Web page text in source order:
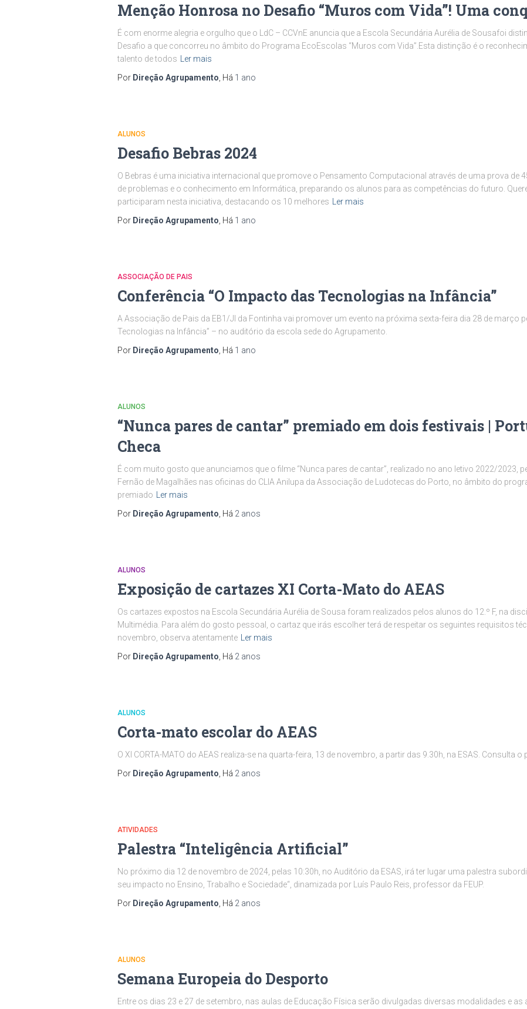
Menção Honrosa no Desafio “Muros com Vida”! Uma
É com enorme alegria e orgulho que o LdC – CCVnE anuncia que a Escola Secundária Aurélia de Sousafoi
Desafio a que concorreu no âmbito do Programa EcoEscolas “Muros com Vida”.Esta distinção é o
talento de todos
Ler mais
Por Direção Agrupamento , Há 1 ano
ALUNOS
Desafio Bebras 2024
O Bebras é uma iniciativa internacional que promove o Pensamento Computacional através de uma prova de
de problemas e o conhecimento em Informática, preparando os alunos para as competências do futuro.
participaram nesta iniciativa, destacando os 10 melhores
Ler mais
Por Direção Agrupamento , Há 1 ano
ASSOCIAÇÃO DE PAIS
Conferência “O Impacto das Tecnologias na Infância”
A Associação de Pais da EB1/JI da Fontinha vai promover um evento na próxima sexta-feira dia 28 de março
Tecnologias na Infância” – no auditório da escola sede do Agrupamento.
Por Direção Agrupamento , Há 1 ano
ALUNOS
“Nunca pares de cantar” premiado em dois festivais |
Checa
É com muito gosto que anunciamos que o filme “Nunca pares de cantar”, realizado no ano letivo 2022/2023,
Fernão de Magalhães nas oficinas do CLIA Anilupa da Associação de Ludotecas do Porto, no âmbito do
premiado
Ler mais
Por Direção Agrupamento , Há 2 anos
ALUNOS
Exposição de cartazes XI Corta-Mato do AEAS
Os cartazes expostos na Escola Secundária Aurélia de Sousa foram realizados pelos alunos do 12.º F, na
Multimédia. Para além do gosto pessoal, o cartaz que irás escolher terá de respeitar os seguintes requisitos
novembro, observa atentamente
Ler mais
Por Direção Agrupamento , Há 2 anos
ALUNOS
Corta-mato escolar do AEAS
O XI CORTA-MATO do AEAS realiza-se na quarta-feira, 13 de novembro, a partir das 9.30h, na ESAS. Consulta
Por Direção Agrupamento , Há 2 anos
ATIVIDADES
Palestra “Inteligência Artificial”
No próximo dia 12 de novembro de 2024, pelas 10:30h, no Auditório da ESAS, irá ter lugar uma palestra
seu impacto no Ensino, Trabalho e Sociedade“, dinamizada por Luís Paulo Reis, professor da FEUP.
Por Direção Agrupamento , Há 2 anos
ALUNOS
Semana Europeia do Desporto
Entre os dias 23 e 27 de setembro, nas aulas de Educação Física serão divulgadas diversas modalidades e